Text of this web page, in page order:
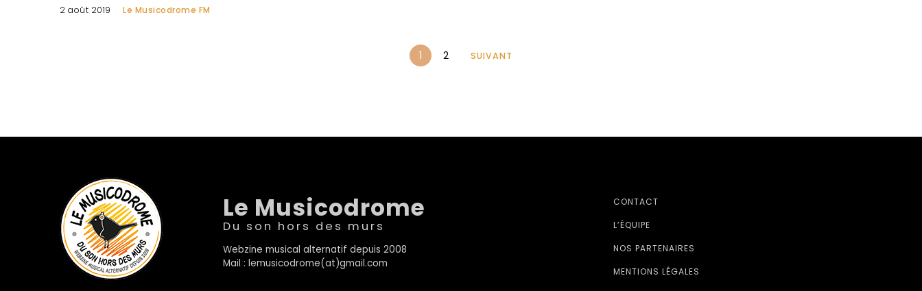
2 août 2019 Le Musicodrome FM
1 2 SUIVANT
Le Musicodrome
Du son hors des murs
Webzine musical alternatif depuis 2008
Mail : lemusicodrome(at)gmail.com
CONTACT
L’ÉQUIPE
NOS PARTENAIRES
MENTIONS LÉGALES